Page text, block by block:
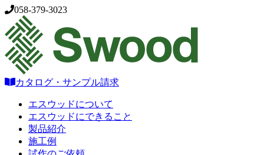
058-379-3023
カタログ・サンプル請求
エスウッドについて
エスウッドにできること
製品紹介
施工例